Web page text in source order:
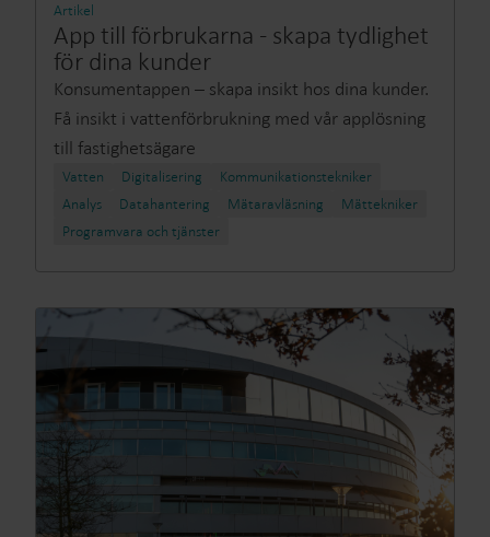
Artikel
App till förbrukarna - skapa tydlighet
för dina kunder
Konsumentappen – skapa insikt hos dina kunder.
Få insikt i vattenförbrukning med vår applösning
till fastighetsägare
Vatten Digitalisering
Kommunikationstekniker
Analys
Datahantering Mätaravläsning​
Mättekniker
Programvara och tjänster